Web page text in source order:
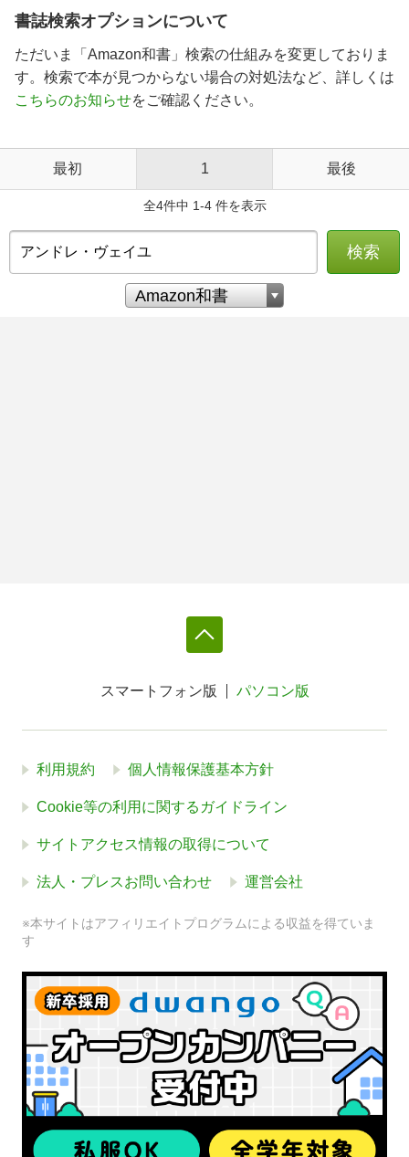
書誌検索オプションについて
ただいま「Amazon和書」検索の仕組みを変更しておりま
す。検索で本が見つからない場合の対処法など、詳しくは
こちらのお知らせをご確認ください。
最初 1 最後
全4件中 1-4 件を表示
検索
スマートフォン版 パソコン版
利用規約 個人情報保護基本方針
Cookie等の利用に関するガイドライン
サイトアクセス情報の取得について
法人・プレスお問い合わせ 運営会社
※本サイトはアフィリエイトプログラムによる収益を得ていま
す